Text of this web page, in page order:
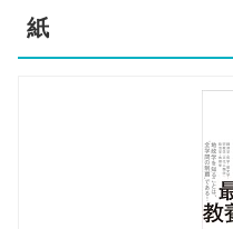
紙